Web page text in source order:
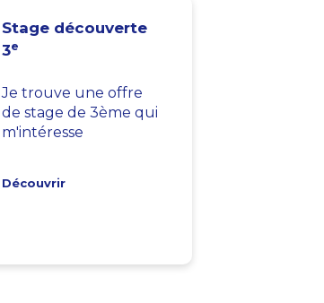
Stage découverte
3e
Je trouve une offre
de stage de 3ème qui
m'intéresse
Découvrir